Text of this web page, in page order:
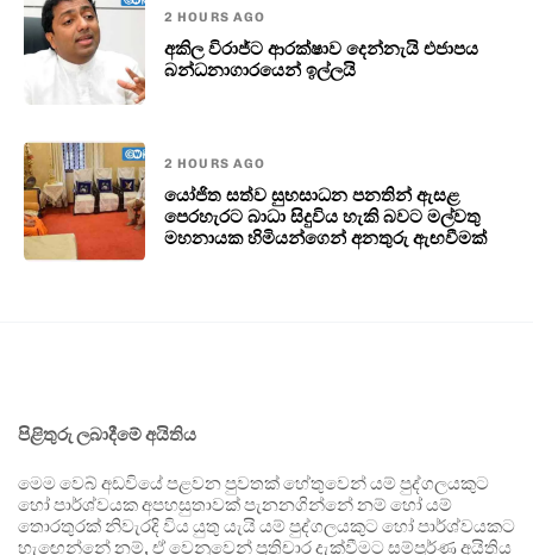
2 HOURS AGO
අකිල විරාජ්ට ආරක්ෂාව දෙන්නැයි එජාපය
බන්ධනාගාරයෙන් ඉල්ලයි
2 HOURS AGO
යෝජිත සත්ව සුභසාධන පනතින් ඇසළ
පෙරහැරට බාධා සිදුවිය හැකි බවට මල්වතු
මහනායක හිමියන්ගෙන් අනතුරු ඇඟවීමක්
පිළිතුරු ලබාදීමේ අයිතිය
මෙම වෙබ් අඩවියේ පළවන පුවතක් හේතුවෙන් යම් පුද්ගලයකුට
හෝ පාර්ශ්වයක අපහසුතාවක් පැනනගින්නේ නම් හෝ යම්
තොරතුරක් නිවැරදි විය යුතු යැයි යම් පුද්ගලයකුට හෝ පාර්ශ්වයකට
හැඟෙන්නේ නම්, ඒ වෙනුවෙන් ප්‍රතිචාර දැක්වීමට සම්පූර්ණ අයිතිය